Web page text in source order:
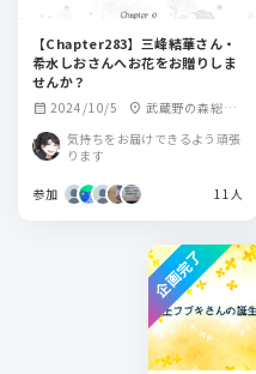
【Chapter283】三峰結華さん・
希水しおさんへお花をお贈りしま
せんか？
calendar_month 2024/10/5 location_on 武蔵野の森総合
インアリーナ
気持ちをお届けできるよう頑張
ります
参加 11人
企画完了